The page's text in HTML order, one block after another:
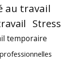
au travail
Stress
temporaire